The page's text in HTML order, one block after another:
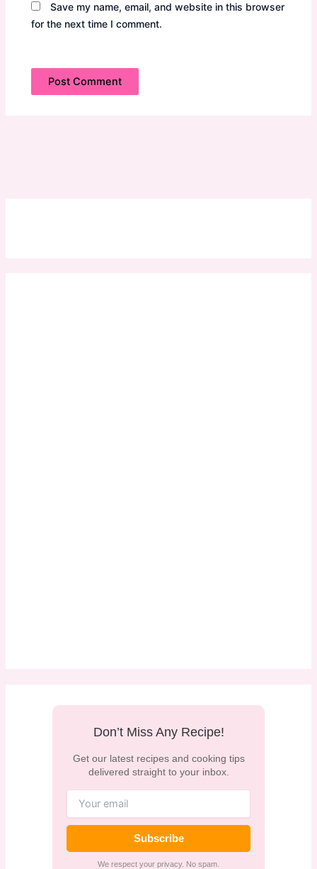
Save my name, email, and website in this browser
for the next time I comment.
Don’t Miss Any Recipe!
Get our latest recipes and cooking tips
delivered straight to your inbox.
Subscribe
We respect your privacy. No spam.